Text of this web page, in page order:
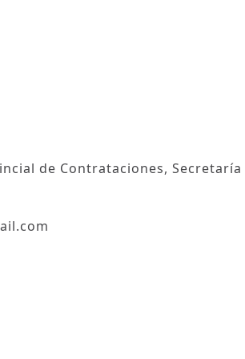
de Contrataciones, Secretaría